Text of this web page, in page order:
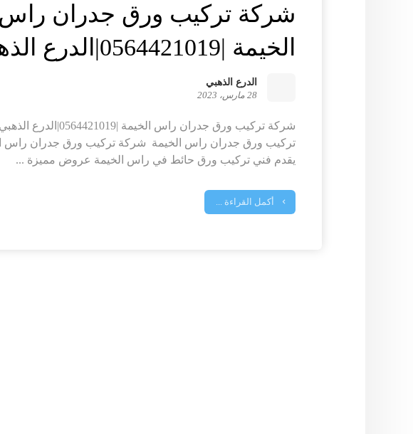
شركة تركيب ورق جدران راس
الخيمة |0564421019|الدرع الذهبي
الدرع الذهبي
28 مارس، 2023
شركة تركيب ورق جدران راس الخيمة
تركيب ورق جدران راس الخيمة شركة تركيب ورق جدران راس
يقدم فني تركيب ورق حائط في راس الخيمة عروض مميزة ...
أكمل القراءة ...